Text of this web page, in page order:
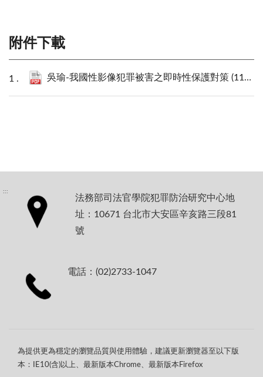
附件下載
吳瑜-我國性影像犯罪被害之即時性保護對策 (113年犯罪狀況及其分析).pdf
:::
法務部司法官學院犯罪防治研究中心地
址：10671 台北市大安區辛亥路三段81
號
電話：(02)2733-1047
為提供更為穩定的瀏覽品質與使用體驗，建議更新瀏覽器至以下版
本：IE10(含)以上、最新版本Chrome、最新版本Firefox